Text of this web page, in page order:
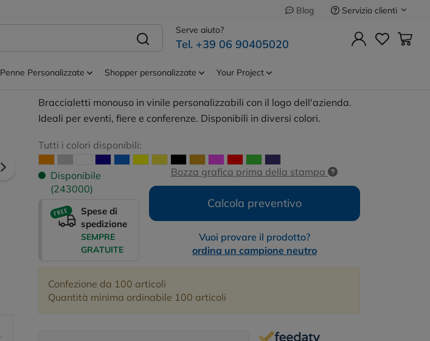
Blog
Servizio clienti
Serve aiuto?
Tel. +39 06 90405020
Penne Personalizzate Shopper personalizzate Your Project
Precedente Successivo
Braccialetti Monouso In Vinile
NEUTRO
ID014-
Braccialetti monouso in vinile personalizzabili con il logo dell'azienda.
Ideali per eventi, fiere e conferenze. Disponibili in diversi colori.
Tutti i colori disponibili:
Disponibile
(243000)
Spese di
spedizione
SEMPRE
GRATUITE
Bozza grafica prima della stampa
Calcola preventivo
Vuoi provare il prodotto?
ordina un campione neutro
Confezione da 100 articoli
Quantità minima ordinabile 100 articoli